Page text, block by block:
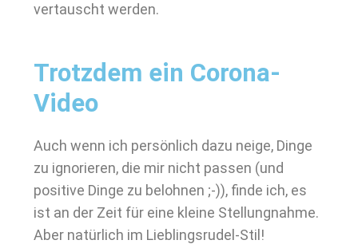
vertauscht werden.
Trotzdem ein Corona-
Video
Auch wenn ich persönlich dazu neige, Dinge
zu ignorieren, die mir nicht passen (und
positive Dinge zu belohnen ;-)), finde ich, es
ist an der Zeit für eine kleine Stellungnahme.
Aber natürlich im Lieblingsrudel-Stil!